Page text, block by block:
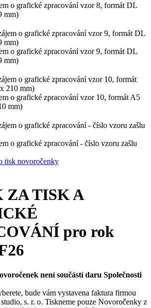
o grafické zpracování vzor 8, formát DL
mm)
o grafické zpracování vzor 9, formát DL
mm)
o grafické zpracování vzor 10, formát A5
mm)
o grafické zpracování - číslo vzoru zašlu
tisk novoročenky
ZA TISK A
pro rok
není součástí daru Společnosti
bude vám vystavena faktura firmou
s. r. o. Tiskneme pouze Novoročenky z